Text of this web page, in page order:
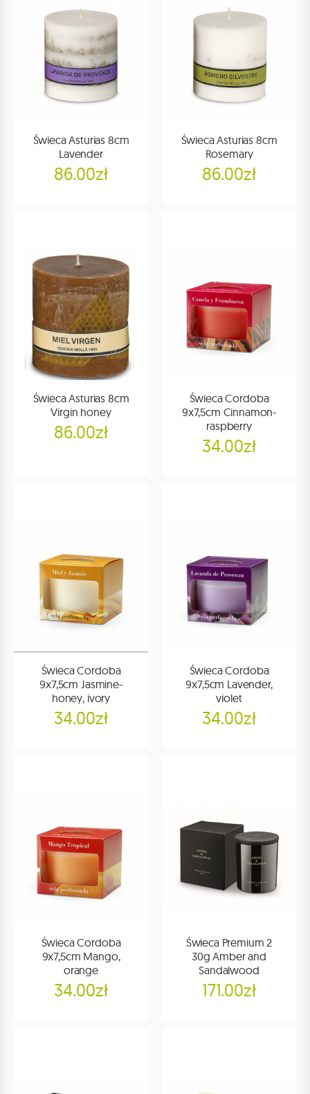
Świeca Asturias 8cm
Lavender
86.00zł
Świeca Asturias 8cm
Rosemary
86.00zł
Świeca Asturias 8cm
Virgin honey
86.00zł
Świeca Cordoba
9x7,5cm Cinnamon-
raspberry
34.00zł
Świeca Cordoba
9x7,5cm Jasmine-
honey, ivory
34.00zł
Świeca Cordoba
9x7,5cm Lavender,
violet
34.00zł
Świeca Cordoba
9x7,5cm Mango,
orange
34.00zł
Świeca Premium 2
30g Amber and
Sandalwood
171.00zł